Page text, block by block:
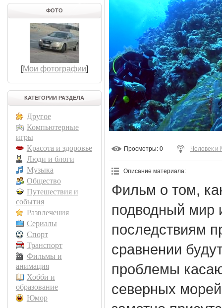
ФОТО
[Мои фотографии]
КАТЕГОРИИ РАЗДЕЛА
Другое
Компьютерные
игры
Красота и здоровье
Люди и блоги
Музыка
Общество
Путешествия и
события
Развлечения
Сериалы
Спорт
Транспорт
Фильмы и
анимация
Хобби и
образование
Юмор
Просмотры: 0 Человек и
Описание материала:
Фильм о том,
подводный мир
последствиям
сравнении
проблемы
северных